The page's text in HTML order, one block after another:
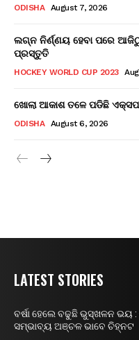
ODISHA August 7, 2026
ଲଗ୍ନ ନିର୍ଣ୍ଣୟ ହେବା ପରେ
ପ୍ରସ୍ତୁତି
HOCKEY WORLD CUP 2023
ଖୋଲା ଆକାଶ ତଳେ ପଡିଛି
ODISHA August 6, 2026
LATEST STORIES
ବର୍ଷା ହେଲେ ବଢୁଛି ଭୁସ୍ଖଳନ
ସମ୍ଭାବ୍ୟ ଅଞ୍ଚଳ ଭାବେ ଚିହ୍ନଟ